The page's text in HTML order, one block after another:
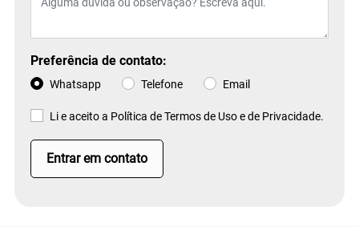
Preferência de contato:
Whatsapp Telefone Email
Li e aceito a Política de Termos de Uso e de Privacidade.
Entrar em contato